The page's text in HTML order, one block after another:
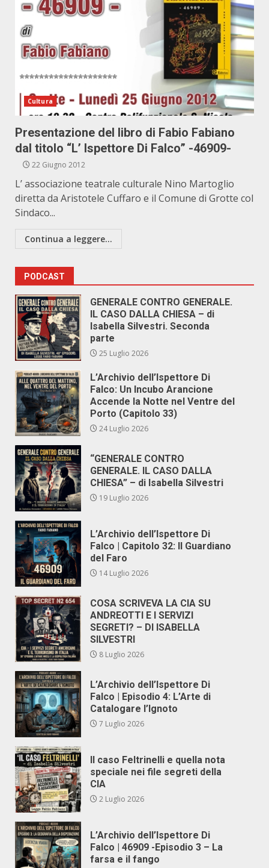
Cultura
Presentazione del libro di Fabio Fabiano
dal titolo “L’ Ispettore Di Falco” -46909-
22 Giugno 2012
L’ associazione teatrale culturale Nino Martoglio
diretta da Aristotele Cuffaro e il Comune di Grotte col
Sindaco...
Continua a leggere...
PODCAST
GENERALE CONTRO GENERALE.
IL CASO DALLA CHIESA – di
Isabella Silvestri. Seconda
parte
25 Luglio 2026
L’Archivio dell’Ispettore Di
Falco: Un Incubo Arancione
Accende la Notte nel Ventre del
Porto (Capitolo 33)
24 Luglio 2026
“GENERALE CONTRO
GENERALE. IL CASO DALLA
CHIESA” – di Isabella Silvestri
19 Luglio 2026
L’Archivio dell’Ispettore Di
Falco | Capitolo 32: Il Guardiano
del Faro
14 Luglio 2026
COSA SCRIVEVA LA CIA SU
ANDREOTTI E I SERVIZI
SEGRETI? – DI ISABELLA
SILVESTRI
8 Luglio 2026
L’Archivio dell’Ispettore Di
Falco | Episodio 4: L’Arte di
Catalogare l’Ignoto
7 Luglio 2026
Il caso Feltrinelli e quella nota
speciale nei file segreti della
CIA
2 Luglio 2026
L’Archivio dell’Ispettore Di
Falco | 46909 -Episodio 3 – La
farsa e il fango